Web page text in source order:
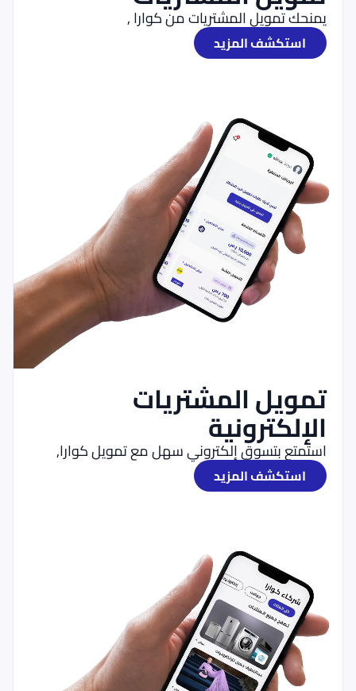
يمنحك تمويل المشتريات من كوارا ,
استكشف المزيد
تمويل المشتريات
الإلكترونية
استمتع بتسوق إلكتروني سهل مع تمويل كوارا,
استكشف المزيد